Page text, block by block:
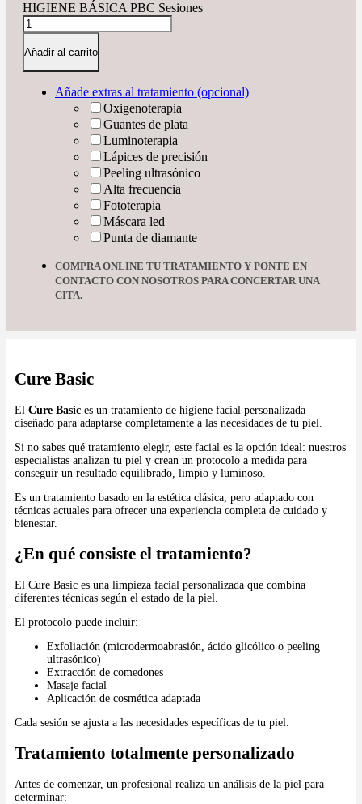
HIGIENE BÁSICA PBC Sesiones
Añadir al carrito
Añade extras al tratamiento (opcional)
Oxigenoterapia
Guantes de plata
Luminoterapia
Lápices de precisión
Peeling ultrasónico
Alta frecuencia
Fototerapia
Máscara led
Punta de diamante
COMPRA ONLINE TU TRATAMIENTO Y PONTE EN
CONTACTO CON NOSOTROS PARA CONCERTAR UNA
CITA.
Cure Basic
El Cure Basic es un tratamiento de higiene facial personalizada
diseñado para adaptarse completamente a las necesidades de tu piel.
Si no sabes qué tratamiento elegir, este facial es la opción ideal: nuestros
especialistas analizan tu piel y crean un protocolo a medida para
conseguir un resultado equilibrado, limpio y luminoso.
Es un tratamiento basado en la estética clásica, pero adaptado con
técnicas actuales para ofrecer una experiencia completa de cuidado y
bienestar.
¿En qué consiste el tratamiento?
El Cure Basic es una limpieza facial personalizada que combina
diferentes técnicas según el estado de la piel.
El protocolo puede incluir:
Exfoliación (microdermoabrasión, ácido glicólico o peeling
ultrasónico)
Extracción de comedones
Masaje facial
Aplicación de cosmética adaptada
Cada sesión se ajusta a las necesidades específicas de tu piel.
Tratamiento totalmente personalizado
Antes de comenzar, un profesional realiza un análisis de la piel para
determinar: